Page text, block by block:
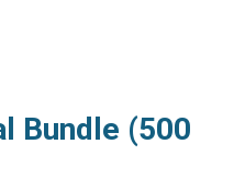
Bundle (500